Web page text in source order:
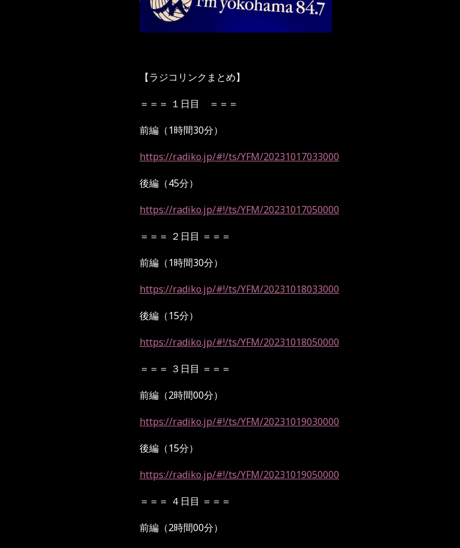
【ラジコリンクまとめ】
＝＝＝ １日目 ＝＝＝
前編（1時間30分）
https://radiko.jp/#!/ts/YFM/20231017033000
後編（45分）
https://radiko.jp/#!/ts/YFM/20231017050000
＝＝＝ ２日目 ＝＝＝
前編（1時間30分）
https://radiko.jp/#!/ts/YFM/20231018033000
後編（15分）
https://radiko.jp/#!/ts/YFM/20231018050000
＝＝＝ ３日目 ＝＝＝
前編（2時間00分）
https://radiko.jp/#!/ts/YFM/20231019030000
後編（15分）
https://radiko.jp/#!/ts/YFM/20231019050000
＝＝＝ ４日目 ＝＝＝
前編（2時間00分）